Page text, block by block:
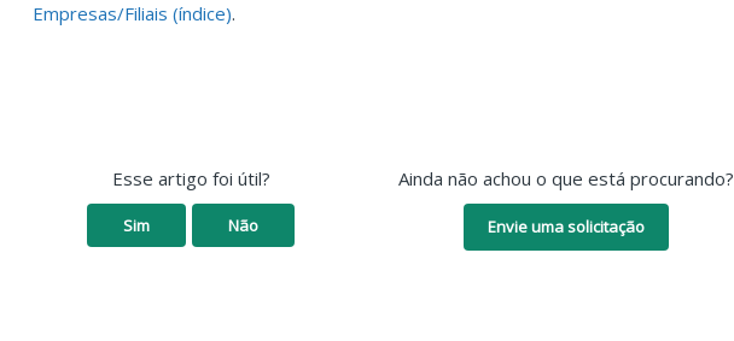
Empresas/Filiais (índice).
Esse artigo foi útil?
Sim Não
Ainda não achou o que está procurando?
Envie uma solicitação